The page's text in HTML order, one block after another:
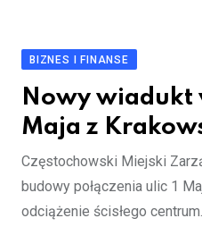
BIZNES I FINANSE
Nowy wiadukt
Maja z
Częstochowski Miejski
budowy połączenia ulic 1
odciążenie ścisłego centrum.